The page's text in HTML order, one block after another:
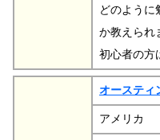
どのように
か教えられ
初心者の方
オースティ
アメリカ